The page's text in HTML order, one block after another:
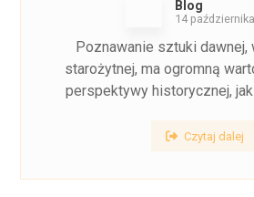
Blog
14
Poznawanie sztuki
starożytnej, ma ogromną
perspektywy historycznej, jak
Czytaj dalej